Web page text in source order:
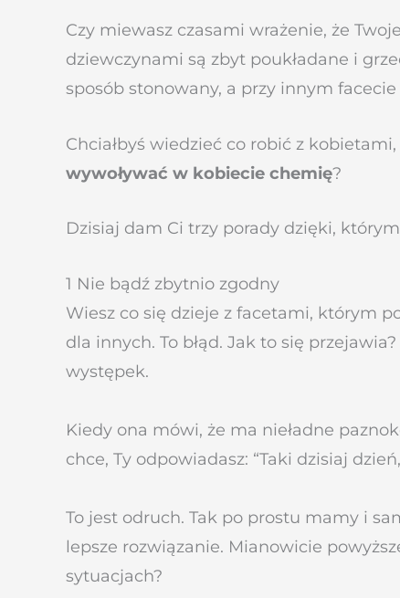
Czy miewasz czasami wrażenie, że
dziewczynami są zbyt poukładane i
sposób stonowany, a przy innym
Chciałbyś wiedzieć co robić z
wywoływać w kobiecie chemię?
Dzisiaj dam Ci trzy porady dzięki,
1 Nie bądź zbytnio zgodny
Wiesz co się dzieje z facetami, którym
dla innych. To błąd. Jak to się
występek.
Kiedy ona mówi, że ma nieładne
chce, Ty odpowiadasz: “Taki dzisiaj
To jest odruch. Tak po prostu mamy i
lepsze rozwiązanie. Mianowicie
sytuacjach?